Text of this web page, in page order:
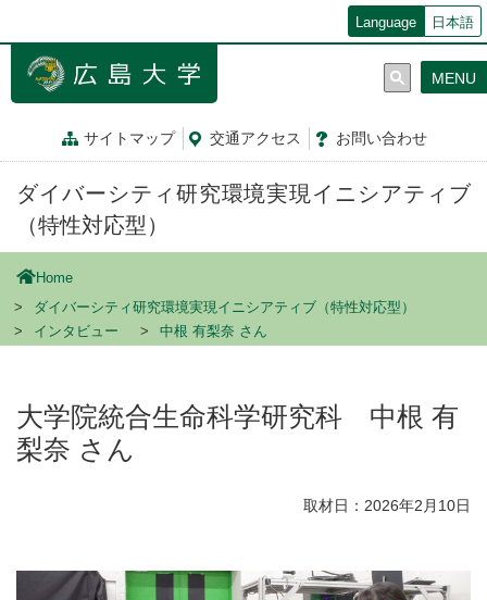
ン
Language 日本語
サイトマップ 交通アクセス お問い合わせ
MENU
ダイバーシティ研究環境実現イニシアティブ
（特性対応型）
Home
ダイバーシティ研究環境実現イニシアティブ（特性対応型）
インタビュー
中根 有梨奈 さん
大学院統合生命科学研究科 中根 有
梨奈 さん
取材日：2026年2月10日